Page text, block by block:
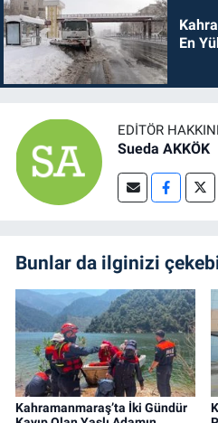
En
EDITÖR
Sueda AKKÖK
Bunlar da ilginizi
Kahramanmaraş’ta İki Gündür